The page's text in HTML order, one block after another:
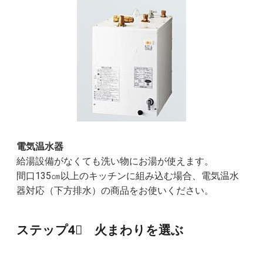
電気温水器
給湯設備がなくても洗い物にお湯が使えます。
間口135㎝以上のキッチンに組み込む場合、電気温水
器対応（下方排水）の商品をお使いください。
ステップ4⃣ 火まわりを選ぶ